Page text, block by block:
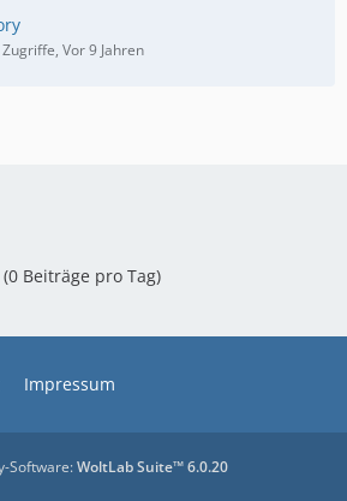
Vor 9 Jahren
Beiträge pro Tag)
Impressum
Software:WoltLab Suite™ 6.0.20